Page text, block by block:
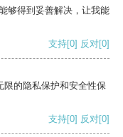
够得到妥善解决，让我能
支持[0] 反对[0]
限的隐私保护和安全性保
支持[0] 反对[0]